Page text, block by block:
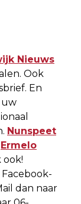
Nieuws
Ook
En
uw
Nunspeet
Ermelo
dan naar